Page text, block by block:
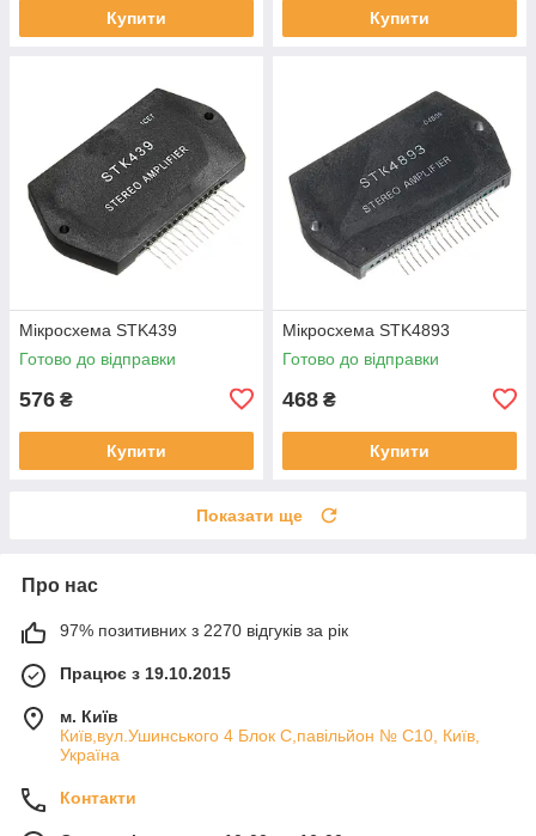
Купити Купити
Мікросхема STK439
Готово до відправки
576 ₴
Купити
Мікросхема STK4893
Готово до відправки
468 ₴
Купити
Показати ще
Про нас
97% позитивних з 2270 відгуків за рік
Працює з 19.10.2015
м. Київ
Київ,вул.Ушинського 4 Блок С,павільйон № С10, Київ,
Україна
Контакти